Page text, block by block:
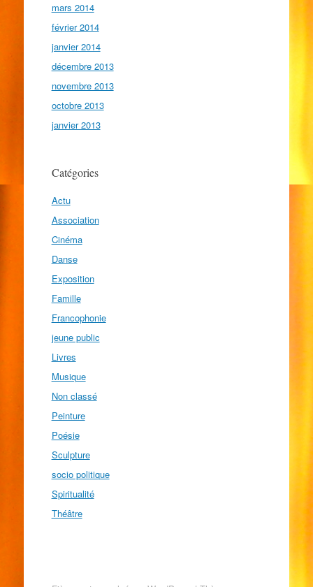
mars 2014
février 2014
janvier 2014
décembre 2013
novembre 2013
octobre 2013
janvier 2013
Catégories
Actu
Association
Cinéma
Danse
Exposition
Famille
Francophonie
jeune public
Livres
Musique
Non classé
Peinture
Poésie
Sculpture
socio politique
Spiritualité
Théâtre